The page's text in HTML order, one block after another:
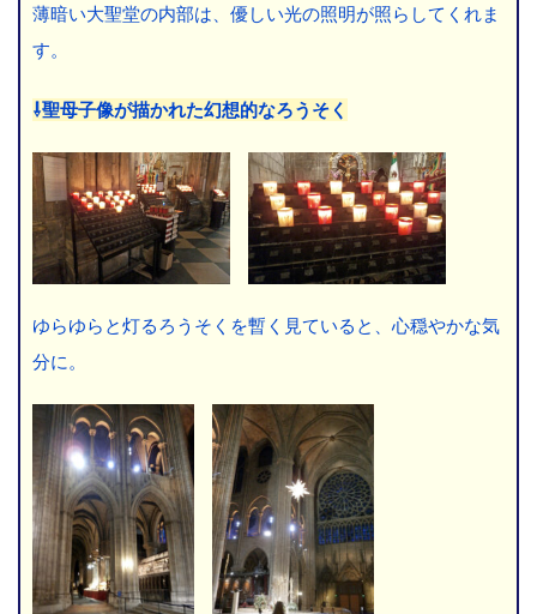
薄暗い大聖堂の内部は、優しい光の照明が照らしてくれま
す。
⇩聖母子像が描かれた幻想的なろうそく
ゆらゆらと灯るろうそくを暫く見ていると、心穏やかな気
分に。